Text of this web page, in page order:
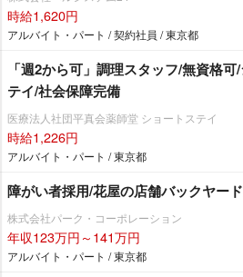
時給1,620円
アルバイト・パート / 契約社員 / 東京都
「週2から可」調理スタッフ/無資格
テイ/社会保障完備
医療法人社団平真会薬師堂 ショートステイ
時給1,226円
アルバイト・パート / 東京都
障がい者採用/花屋の店舗バックヤー
株式会社パーク・コーポレーション
年収123万円～141万円
アルバイト・パート / 東京都